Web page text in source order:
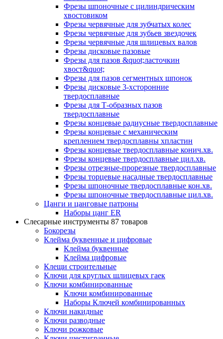
Фрезы шпоночные с цилиндрическим
хвостовиком
Фрезы червячные для зубчатых колес
Фрезы червячные для зубьев звездочек
Фрезы червячные для шлицевых валов
Фрезы дисковые пазовые
Фрезы для пазов &quot;ласточкин
хвост&quot;
Фрезы для пазов сегментных шпонок
Фрезы дисковые 3-хсторонние
твердосплавные
Фрезы для Т-образных пазов
твердосплавные
Фрезы концевые радиусные твердосплавные
Фрезы концевые с механическим
креплением твердосплавны хпластин
Фрезы концевые твердосплавные конич.хв.
Фрезы концевые твердосплавные цил.хв.
Фрезы отрезные-прорезные твердосплавные
Фрезы торцевые насадные твердосплавные
Фрезы шпоночные твердосплавные кон.хв.
Фрезы шпоночные твердосплавные цил.хв.
Цанги и цанговые патроны
Наборы цанг ER
Слесарные инструменты 87 товаров
Бокорезы
Клейма буквенные и цифровые
Клейма буквенные
Клейма цифровые
Клещи строительные
Ключи для круглых шлицевых гаек
Ключи комбинированные
Ключи комбинированные
Наборы Ключей комбинированных
Ключи накидные
Ключи разводные
Ключи рожковые